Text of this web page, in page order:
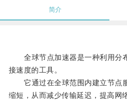
简介
全球节点加速器是一种利用分
接速度的工具。
它通过在全球范围内建立节点
缩短，从而减少传输延迟，提高网